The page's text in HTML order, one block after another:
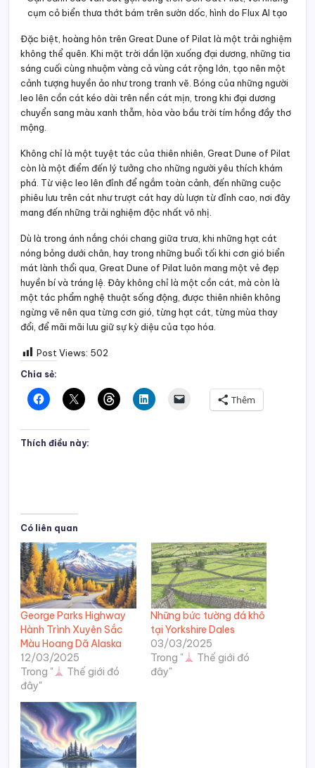
cụm cỏ biển thưa thớt bám trên sườn dốc, hình do Flux AI tạo
Đặc biệt, hoàng hôn trên Great Dune of Pilat là một trải nghiệm
không thể quên. Khi mặt trời dần lặn xuống đại dương, những tia
sáng cuối cùng nhuộm vàng cả vùng cát rộng lớn, tạo nên một
cảnh tượng huyền ảo như trong tranh vẽ. Bóng của những người
leo lên cồn cát kéo dài trên nền cát mịn, trong khi đại dương
chuyển sang màu xanh thẫm, hòa vào bầu trời tím hồng đầy thơ
mộng.
Không chỉ là một tuyệt tác của thiên nhiên, Great Dune of Pilat
còn là một điểm đến lý tưởng cho những người yêu thích khám
phá. Từ việc leo lên đỉnh để ngắm toàn cảnh, đến những cuộc
phiêu lưu trên cát như trượt cát hay dù lượn từ đỉnh cao, nơi đây
mang đến những trải nghiệm độc nhất vô nhị.
Dù là trong ánh nắng chói chang giữa trưa, khi những hạt cát
nóng bỏng dưới chân, hay trong những buổi tối khi cơn gió biển
mát lành thổi qua, Great Dune of Pilat luôn mang một vẻ đẹp
huyền bí và tráng lệ. Đây không chỉ là một cồn cát, mà còn là
một tác phẩm nghệ thuật sống động, được thiên nhiên không
ngừng vẽ nên qua từng cơn gió, từng hạt cát, từng mùa thay
đổi, để mãi mãi lưu giữ sự kỳ diệu của tạo hóa.
Post Views: 502
Chia sẻ:
Thêm
Thích điều này:
Có liên quan
George Parks Highway
Hành Trình Xuyên Sắc
Màu Hoang Dã Alaska
12/03/2025
Trong "
Thế giới đó
đây"
Những bức tường đá khô
tại Yorkshire Dales
03/03/2025
Trong "
Thế giới đó
đây"